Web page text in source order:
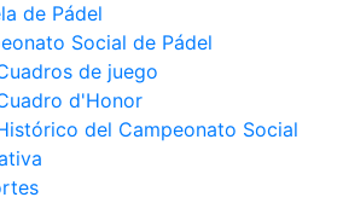
de Pádel
Social de Pádel
de juego
d'Honor
del Campeonato Social